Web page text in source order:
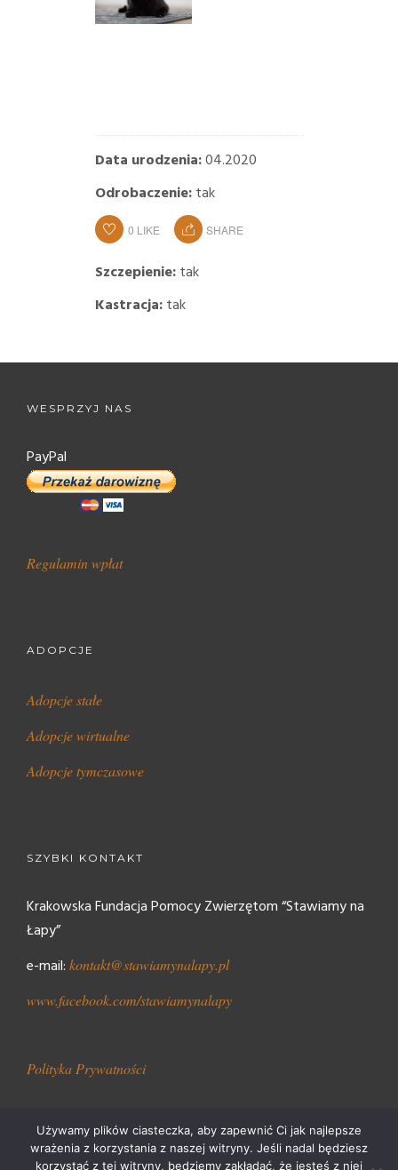
Data urodzenia:04.2020
Odrobaczenie:tak
0 LIKE SHARE
Szczepienie:tak
Kastracja:tak
WESPRZYJ NAS
PayPal
Regulamin wpłat
ADOPCJE
Adopcje stałe
Adopcje wirtualne
Adopcje tymczasowe
SZYBKI KONTAKT
Krakowska Fundacja Pomocy Zwierzętom “Stawiamy na
Łapy”
e-mail: kontakt@stawiamynalapy.pl
www.facebook.com/stawiamynalapy
Polityka Prywatności
Używamy plików ciasteczka, aby zapewnić Ci jak najlepsze
wrażenia z korzystania z naszej witryny. Jeśli nadal będziesz
korzystać z tej witryny, będziemy zakładać, że jesteś z niej